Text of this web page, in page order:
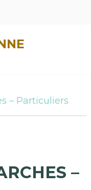
– Particuliers
–